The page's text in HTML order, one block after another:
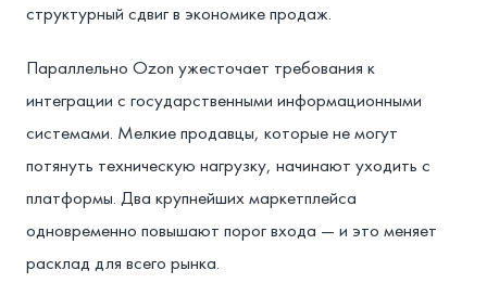
структурный сдвиг в экономике продаж.
Параллельно Ozon ужесточает требования к
интеграции с государственными информационными
системами. Мелкие продавцы, которые не могут
потянуть техническую нагрузку, начинают уходить с
платформы. Два крупнейших маркетплейса
одновременно повышают порог входа — и это меняет
расклад для всего рынка.